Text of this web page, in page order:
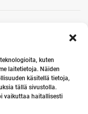
kuten
laitetietoja. Näiden
käsitellä tietoja,
tällä sivustolla.
vaikuttaa haitallisesti